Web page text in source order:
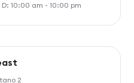
D: 10:00 am - 10:00 pm
2